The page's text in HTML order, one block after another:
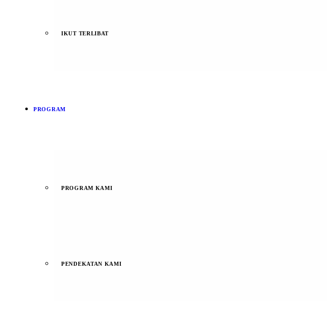
IKUT TERLIBAT
PROGRAM
PROGRAM KAMI
PENDEKATAN KAMI